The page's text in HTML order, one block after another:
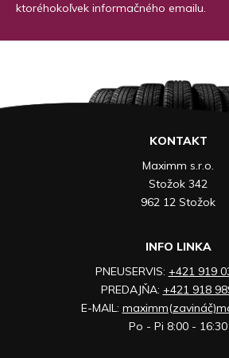
ktoréhokoľvek informačného emailu.
KONTAKT
Maximm s.r.o.
Stožok 342
962 12 Stožok
INFO LINKA
PNEUSERVIS: +421 919
PREDAJŇA: +421 918
E-MAIL:
Po - Pi 8:00 - 16:30